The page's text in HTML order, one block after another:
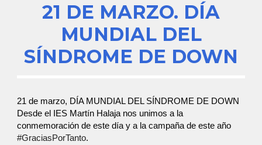
21 DE MARZO. DÍA
MUNDIAL DEL
SÍNDROME DE DOWN
21 de marzo, DÍA MUNDIAL DEL SÍNDROME DE DOWN
Desde el IES Martín Halaja nos unimos a la
conmemoración de este día y a la campaña de este año
#GraciasPorTanto.